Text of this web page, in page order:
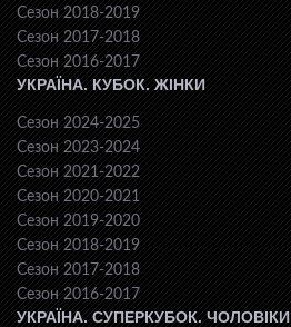
Сезон 2018-2019
Сезон 2017-2018
Сезон 2016-2017
УКРАЇНА. КУБОК. ЖІНКИ
Сезон 2024-2025
Сезон 2023-2024
Сезон 2021-2022
Сезон 2020-2021
Сезон 2019-2020
Сезон 2018-2019
Сезон 2017-2018
Сезон 2016-2017
УКРАЇНА. СУПЕРКУБОК. ЧОЛОВІКИ